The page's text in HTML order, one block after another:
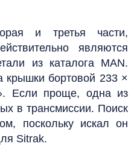
и третья части,
являются
из каталога MAN.
крышки бортовой 233 ×
Если проще, одна из
в трансмиссии. Поиск
поскольку искал он
Sitrak.